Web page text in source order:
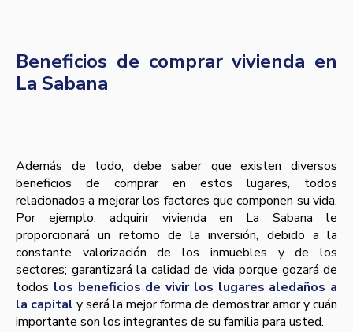
Beneficios de comprar vivienda en
La Sabana
Además de todo, debe saber que existen diversos
beneficios de comprar en estos lugares, todos
relacionados a mejorar los factores que componen su vida.
Por ejemplo, adquirir vivienda en La Sabana le
proporcionará un retorno de la inversión, debido a la
constante valorización de los inmuebles y de los
sectores; garantizará la calidad de vida porque gozará de
todos los beneficios de vivir los lugares aledaños a
la capital y será la mejor forma de demostrar amor y cuán
importante son los integrantes de su familia para usted.